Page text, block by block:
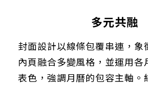
多元共融
封面設計以線條包覆串連，象
內頁融合多變風格，並運用各
表色，強調月曆的包容主軸。